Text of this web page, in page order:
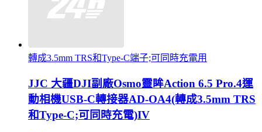
轉成3.5mm TRS和Type-C端子;可同時充電用
JJC 大疆DJI副廠Osmo靈眸Action 6.5 Pro.4運
動相機USB-C轉接器AD-OA4(轉成3.5mm TRS
和Type-C;可同時充電)IV